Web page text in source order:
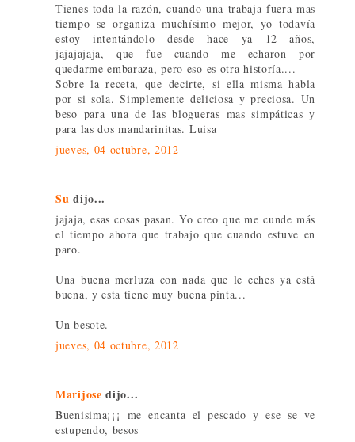
Tienes toda la razón, cuando una trabaja fuera mas
tiempo se organiza muchísimo mejor, yo todavía
estoy intentándolo desde hace ya 12 años,
jajajajaja, que fue cuando me echaron por
quedarme embaraza, pero eso es otra historía....
Sobre la receta, que decirte, si ella misma habla
por si sola. Simplemente deliciosa y preciosa. Un
beso para una de las blogueras mas simpáticas y
para las dos mandarinitas. Luisa
jueves, 04 octubre, 2012
Su dijo...
jajaja, esas cosas pasan. Yo creo que me cunde más
el tiempo ahora que trabajo que cuando estuve en
paro.
Una buena merluza con nada que le eches ya está
buena, y esta tiene muy buena pinta...
Un besote.
jueves, 04 octubre, 2012
Marijose dijo...
Buenisima¡¡¡ me encanta el pescado y ese se ve
estupendo, besos